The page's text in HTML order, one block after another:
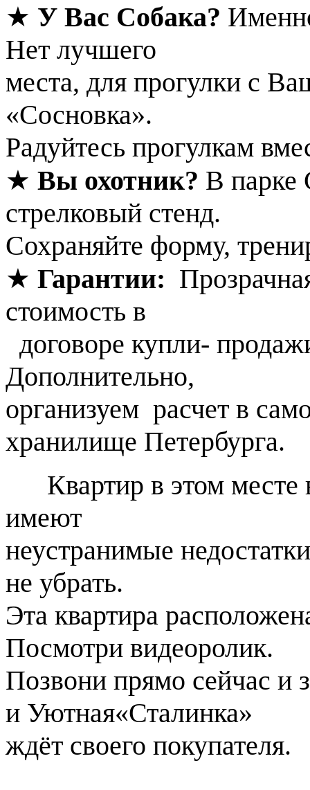
★ У Вас Собака?
Нет лучшего
места, для прогулки с
«Сосновка».
Радуйтесь прогулкам
★ Вы охотник? В парке
стрелковый стенд.
Сохраняйте форму,
★ Гарантии:
стоимость в
договоре купли-
Дополнительно,
организуем расчет в
хранилище Петербурга.
Квартир в этом месте
имеют
неустранимые
не убрать.
Эта квартира
Посмотри видеоролик.
Позвони прямо сейчас и
и Уютная«Сталинка»
ждёт своего покупателя.